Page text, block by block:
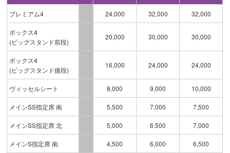
プレミアム4 24,000 32,000 32,000
ボックス4
(ビッグスタンド前段)
20,000 30,000 30,000
ボックス4
(ビッグスタンド後段)
16,000 24,000 24,000
ヴィッセルシート 8,000 9,000 10,000
メインSS指定席 南 5,500 7,000 7,500
メインSS指定席 北 5,000 6,500 7,000
メインS指定席 南 4,500 6,000 6,500